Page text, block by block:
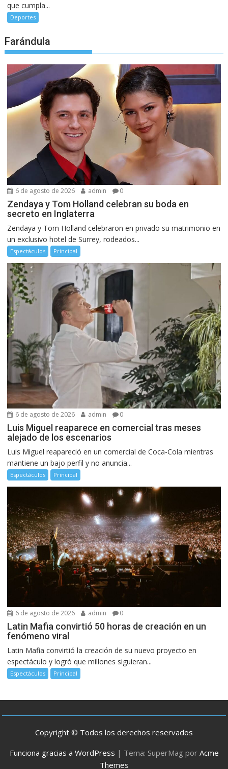
que cumpla...
Deportes
Farándula
6 de agosto de 2026 admin 0
Zendaya y Tom Holland celebran su boda en
secreto en Inglaterra
Zendaya y Tom Holland celebraron en privado su matrimonio en
un exclusivo hotel de Surrey, rodeados...
Espectáculos Principal
6 de agosto de 2026 admin 0
Luis Miguel reaparece en comercial tras meses
alejado de los escenarios
Luis Miguel reapareció en un comercial de Coca-Cola mientras
mantiene un bajo perfil y no anuncia...
Espectáculos Principal
6 de agosto de 2026 admin 0
Latin Mafia convirtió 50 horas de creación en un
fenómeno viral
Latin Mafia convirtió la creación de su nuevo proyecto en
espectáculo y logró que millones siguieran...
Espectáculos Principal
Copyright © Todos los derechos reservados
Funciona gracias a WordPress | Tema: SuperMag por Acme
Themes